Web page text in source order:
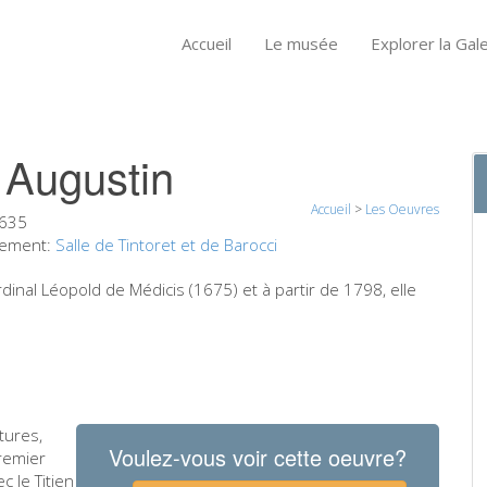
Accueil Le musée Explorer la
Accueil > Les Oeuvres
Salle de Tintoret et de Barocci
Léopold de Médicis (1675) et à partir de 1798, elle
Voulez-vous voir cette oeuvre?
le Titien